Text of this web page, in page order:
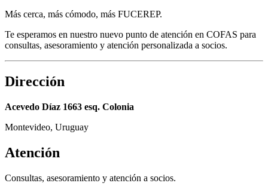
Más cerca, más cómodo, más FUCEREP.
Te esperamos en nuestro nuevo punto de atención en COFAS para
consultas, asesoramiento y atención personalizada a socios.
Dirección
Acevedo Díaz 1663 esq. Colonia
Montevideo, Uruguay
Atención
Consultas, asesoramiento y atención a socios.